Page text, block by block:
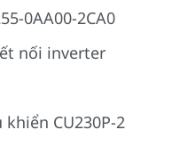
0AA00-2CA0
nối inverter
CU230P-2